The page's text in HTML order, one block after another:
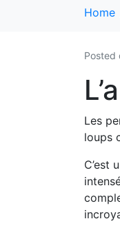
Home
Posted
Les
loups
C’est